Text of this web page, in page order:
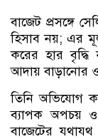
বাজেট প্রসঙ্গে
হিসাব নয়; এর
করের হার
আদায় বাড়ানোর
তিনি অভিযোগ
ব্যাপক অপচয়
বাজেটের